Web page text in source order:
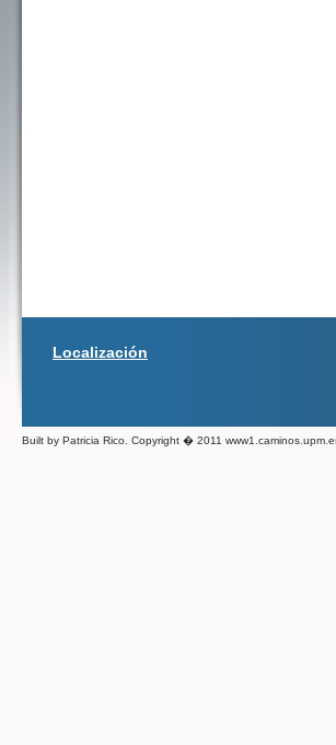
Localización
Built by Patricia Rico. Copyright � 2011